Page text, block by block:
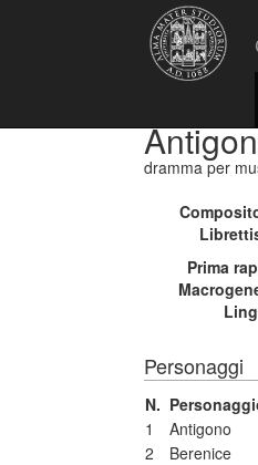
dramma per
Prima
Personaggi
N.
1
Antigono
2
Berenice